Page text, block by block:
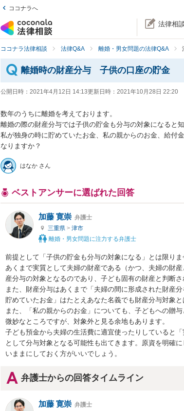
ココナラへ
法律相
ココナラ法律相談 法律Q&A 離婚・男女問題の法律Q&A
離婚時の財産分与 子供の口座の貯金
公開日時： 2021年4月12日 14:13更新日時： 2021年10月28日 22:20
数年のうちに離婚を考えております。
離婚の際の財産分与では子供の貯金も分与の対象になると知
私が独身の時に貯めていたお金、私の親からのお金、給付
なりますか？
はなか さん
ベストアンサーに選ばれた回答
加藤 寛崇 弁護士
三重県 > 津市
離婚・男女問題に注力する弁護士
前提として「子供の貯金も分与の対象になる」とは限りま
あくまで実質として夫婦の財産である（かつ、夫婦の財
産分与の対象となるのであり、子ども固有の財産と判断さ
また、財産分与はあくまで「夫婦の間に形成された財産
貯めていたお金」はたとえあなた名義でも財産分与対象と
また、「私の親からのお金」についても、子どもへの贈
微妙なところですが、対象外と見る余地もあります。
子ども預金から夫婦の生活費に適宜使ったりしていると
として分与対象となる可能性も出てきます。原資を明確
いままにしておく方がいいでしょう。
弁護士からの回答タイムライン
加藤 寛崇 弁護士